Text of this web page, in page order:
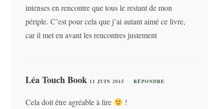
intenses en rencontre que tous le restant de mon
périple. C’est pour cela que j’ai autant aimé ce livre,
car il met en avant les rencontres justement
Léa Touch Book 11 JUIN 2015 RÉPONDRE
Cela doit être agréable à lire !